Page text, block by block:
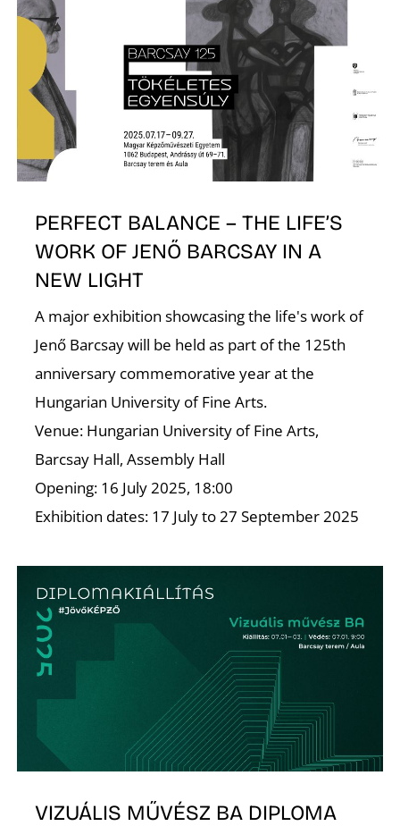
PERFECT BALANCE – THE LIFE’S
WORK OF JENŐ BARCSAY IN A
NEW LIGHT
A major exhibition showcasing the life's work of
Jenő Barcsay will be held as part of the 125th
anniversary commemorative year at the
Hungarian University of Fine Arts.
Venue: Hungarian University of Fine Arts,
Barcsay Hall, Assembly Hall
Opening: 16 July 2025, 18:00
Exhibition dates: 17 July to 27 September 2025
VIZUÁLIS MŰVÉSZ BA DIPLOMA